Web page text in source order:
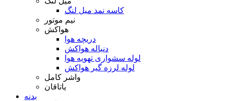
کاسه نمد میل لنگ
نیم موتور
هواکش
دریچه هوا
دنباله هواکش
لوله سشواری تهویه هوا
لوله لرزه گیر هواکش
واشر کامل
یاتاقان
بدنه